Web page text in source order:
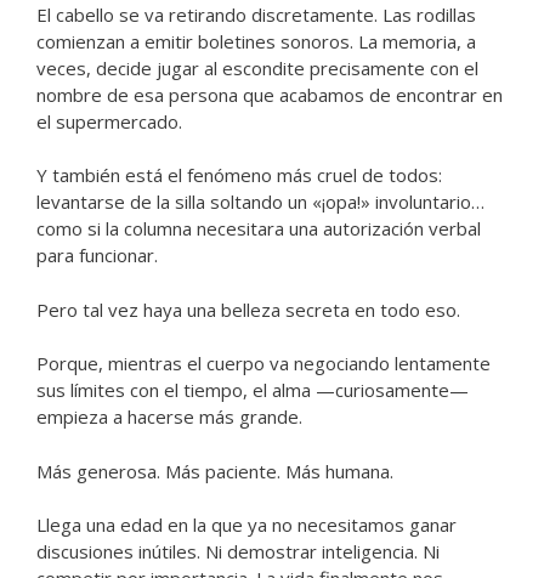
El cabello se va retirando discretamente. Las rodillas
comienzan a emitir boletines sonoros. La memoria, a
veces, decide jugar al escondite precisamente con el
nombre de esa persona que acabamos de encontrar en
el supermercado.
Y también está el fenómeno más cruel de todos:
levantarse de la silla soltando un «¡opa!» involuntario…
como si la columna necesitara una autorización verbal
para funcionar.
Pero tal vez haya una belleza secreta en todo eso.
Porque, mientras el cuerpo va negociando lentamente
sus límites con el tiempo, el alma —curiosamente—
empieza a hacerse más grande.
Más generosa. Más paciente. Más humana.
Llega una edad en la que ya no necesitamos ganar
discusiones inútiles. Ni demostrar inteligencia. Ni